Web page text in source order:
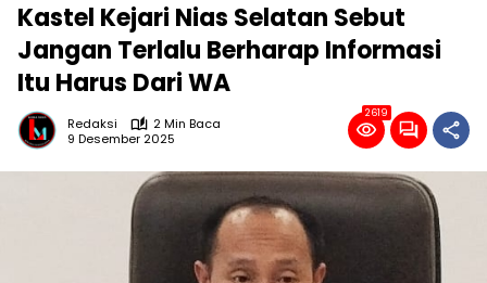
Kastel Kejari Nias Selatan Sebut
Jangan Terlalu Berharap Informasi
Itu Harus Dari WA
Redaksi
2 Min Baca
9 Desember 2025
2619